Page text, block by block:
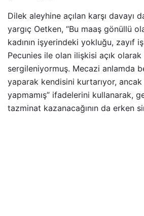
Dilek aleyhine açılan karşı davayı
yargıç Oetken, “Bu maaş gönüllü
kadının işyerindeki yokluğu, zayıf
Pecunies ile olan ilişkisi açık
sergileniyormuş. Mecazi anlamda
yaparak kendisini kurtarıyor, ancak
yapmamış” ifadelerini kullanarak,
tazminat kazanacağının da erken